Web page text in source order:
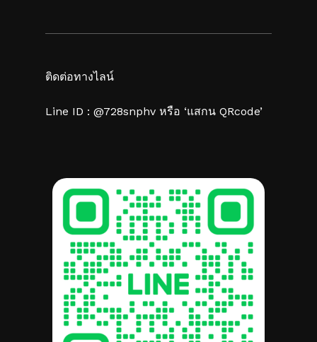
ติดต่อทางไลน์
Line ID : @728snphv หรือ ‘แสกน QRcode’